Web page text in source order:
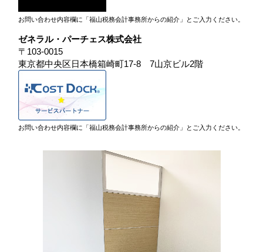
お問い合わせ内容欄に「福山税務会計事務所からの紹介」とご入力ください。
ゼネラル・パーチェス株式会社
〒103-0015
東京都中央区日本橋箱崎町17-8 7山京ビル2階
お問い合わせ内容欄に「福山税務会計事務所からの紹介」とご入力ください。